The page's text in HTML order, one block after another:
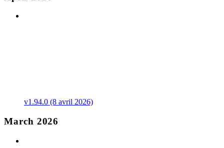
v1.94.0 (8 avril 2026)
March 2026